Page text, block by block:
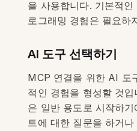
을 사용합니다. 기본적
로그래밍 경험은 필요하
AI 도구 선택하기
MCP 연결을 위한 AI 도
적인 경험을 형성할 것
은 일반 용도로 시작하
트에 대한 질문을 하거